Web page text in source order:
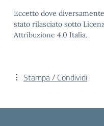
Eccetto dove
stato rilasciato sotto
Attribuzione 4.0 Italia.
Stampa / Condividi